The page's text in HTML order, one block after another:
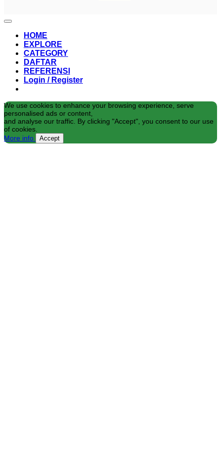
HOME
EXPLORE
CATEGORY
DAFTAR
REFERENSI
Login / Register
We use cookies to enhance your browsing experience, serve
personalised ads or content,
and analyse our traffic. By clicking "Accept", you consent to our use
of cookies.
More info
Accept